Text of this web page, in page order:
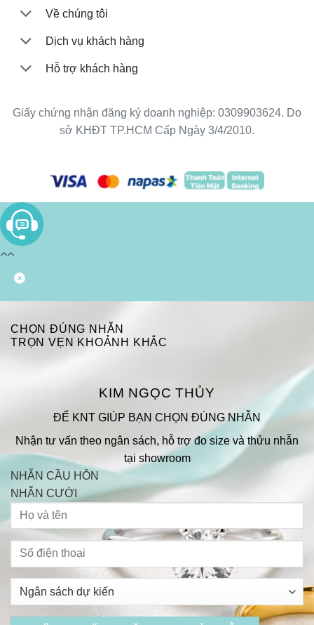
Về chúng tôi
Dịch vụ khách hàng
Hỗ trợ khách hàng
Giấy chứng nhận đăng ký doanh nghiệp: 0309903624. Do
sở KHĐT TP.HCM Cấp Ngày 3/4/2010.
CHỌN ĐÚNG NHẪN
TRỌN VẸN KHOẢNH KHẮC
KIM NGỌC THỦY
ĐỂ KNT GIÚP BẠN CHỌN ĐÚNG NHẪN
Nhận tư vấn theo ngân sách, hỗ trợ đo size và thửu nhẫn
tại showroom
NHẪN CẦU HÔN
NHẪN CƯỚI